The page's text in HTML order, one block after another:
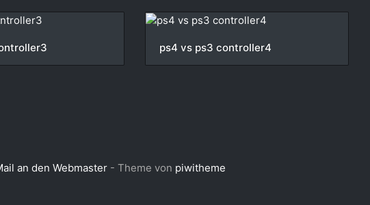
ps4 vs ps3 controller4
an den Webmaster- Theme von piwitheme